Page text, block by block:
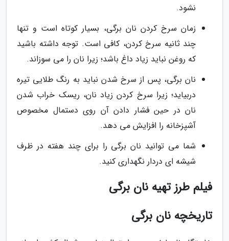
نشود.
زمان سرخ کردن نان برگی، بسیار کوتاه است و تنها
چند ثانیه سرخ کردن، کافی است. توجه داشته باشید
که روغن نباید زیاد داغ باشد؛ زیرا نان را می سوزاند.
نان برگی، پس از سرخ شدن نباید به رنگ طلایی تیره
دربیاید؛ زیرا سرخ کردن زیاد نان، ریسک خراب شدن
نان در حین فشار دادن آن روی دستمال مخصوص
آشپزخانه را افزایش می دهد.
شما می توانید نان برگی را برای چند هفته در ظرف
شیشه ای دردار نگهداری کنید.
فیلم طرز تهیه نان برگی
تاریخچه نان برگی